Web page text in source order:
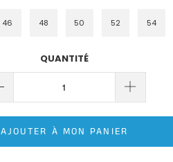
46 48 50 52 54
QUANTITÉ
AJOUTER À MON PANIER